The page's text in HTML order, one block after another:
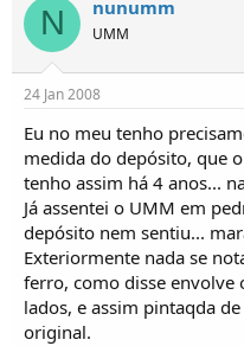
N nunumm
UMM
24 Jan 2008
Eu no meu tenho
medida do depósito, que
tenho assim há 4 anos...
Já assentei o UMM em
depósito nem sentiu...
Exteriormente nada se
ferro, como disse envolve
lados, e assim pintaqda
original.